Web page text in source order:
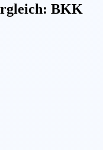
BKK